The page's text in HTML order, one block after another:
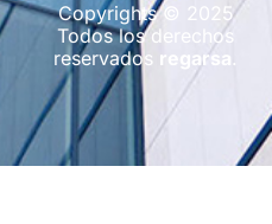
Copyrights © 2025
Todos los derechos
reservados regarsa .